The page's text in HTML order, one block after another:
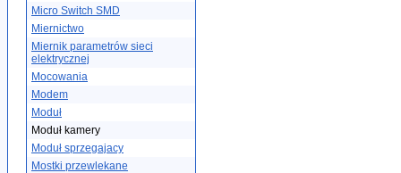
Micro Switch SMD
Miernictwo
Miernik parametrów sieci
elektrycznej
Mocowania
Modem
Moduł
Moduł kamery
Moduł sprzegajacy
Mostki przewlekane